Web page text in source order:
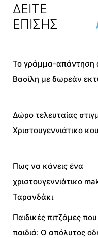
ΔΕΙΤΕ
ΕΠΙΣΗΣ
Το γράμμα-απάντηση
Βασίλη με δωρεάν
Δώρο τελευταίας
Χριστουγεννιάτικο
Πως να κάνεις ένα
χριστουγεννιάτικο
Ταρανδάκι
Παιδικές πιτζάμες
παιδιά: Ο απόλυτος